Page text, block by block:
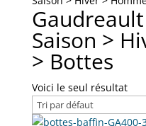
Saison >
> Bottes
Voici le seul résultat